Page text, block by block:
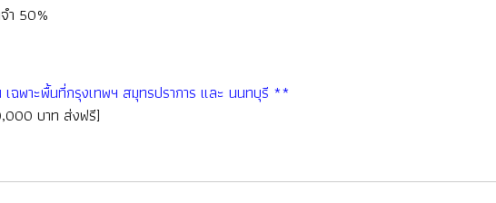
ำ 50%
ฉพาะพื้นที่กรุงเทพฯ สมุทรปราการ และ นนทบุรี **
บาท ส่งฟรี]